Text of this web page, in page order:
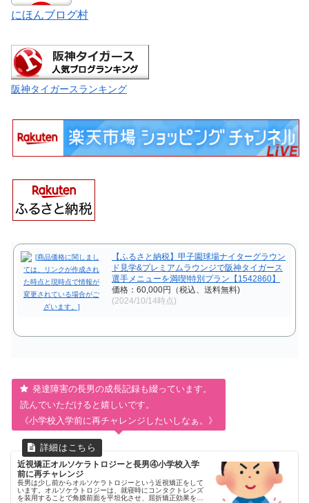
にほんブログ村
阪神タイガースランキング
【ふるさと納税】甲子園球場ナイターグラウン
ド見学&プレミアムラウンジで阪神タイガース
選手メニューを満喫!特別プラン【1542860】
価格：60,000円（税込、送料無料)
(2024/10/14時点)
発達障害の長男の成長記録も綴っています。
読んでいただけると嬉しいです。
《小学校入学前に再チャレンジしたいしなぁ。》
近視矯正オルソケラトロジーと長男④小学校入学
前に再チャレンジ
長男は少し前からオルソケラトロジーという近視矯正をして
います。オルソケラトロジーは、就寝時にコンタクトレンズ
を装用することで角膜前面を平坦化させ、屈折矯正効果を得